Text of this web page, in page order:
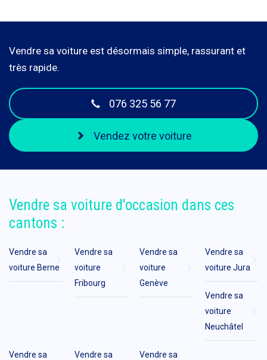
Vendre sa voiture est désormais simple, rassurant et
très rapide.
076 325 56 77
Vendez votre voiture
Vendre sa voiture d'occasion dans ces
cantons :
Vendre sa
voiture Berne
Vendre sa
voiture
Fribourg
Vendre sa
voiture
Genève
Vendre sa
voiture Jura
Vendre sa
voiture
Neuchâtel
Vendre sa
Vendre sa
Vendre sa